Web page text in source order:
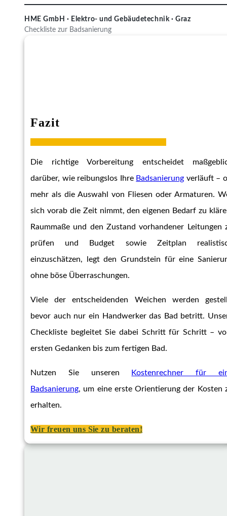
HME GmbH · Elektro- und Gebäudetechnik · Graz
Checkliste zur Badsanierung
Fazit
Die richtige Vorbereitung entscheidet
darüber, wie reibungslos Ihre Badsanierung verläuft –
mehr als die Auswahl von Fliesen oder Armaturen.
sich vorab die Zeit nimmt, den eigenen Bedarf zu
Raummaße und den Zustand vorhandener Leitungen
prüfen und Budget sowie Zeitplan
einzuschätzen, legt den Grundstein für eine
ohne böse Überraschungen.
Viele der entscheidenden Weichen werden
bevor auch nur ein Handwerker das Bad betritt.
Checkliste begleitet Sie dabei Schritt für Schritt –
ersten Gedanken bis zum fertigen Bad.
Nutzen Sie unseren
Kostenrechner für
Badsanierung, um eine erste Orientierung der Kosten
erhalten.
Wir freuen uns Sie zu beraten!